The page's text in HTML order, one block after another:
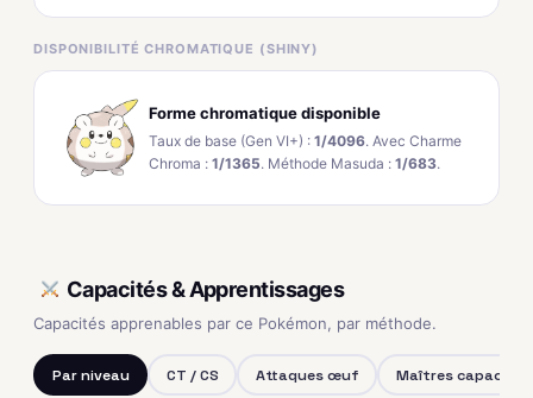
DISPONIBILITÉ CHROMATIQUE (SHINY)
Forme chromatique disponible
Taux de base (Gen VI+) : 1/4096. Avec Charme
Chroma : 1/1365. Méthode Masuda : 1/683.
Capacités & Apprentissages
Capacités apprenables par ce Pokémon, par méthode.
Par niveau CT / CS Attaques œuf Maîtres capacités